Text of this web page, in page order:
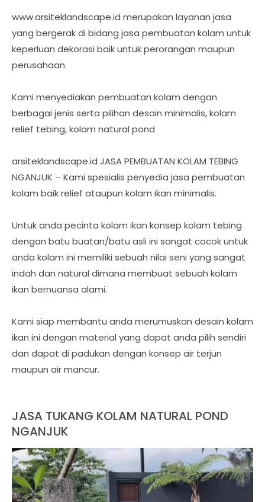
www.arsiteklandscape.id merupakan layanan jasa
yang bergerak di bidang jasa pembuatan kolam untuk
keperluan dekorasi baik untuk perorangan maupun
perusahaan.
Kami menyediakan pembuatan kolam dengan
berbagai jenis serta pilihan desain minimalis, kolam
relief tebing, kolam natural pond
arsiteklandscape.id JASA PEMBUATAN KOLAM TEBING
NGANJUK – Kami spesialis penyedia jasa pembuatan
kolam baik relief ataupun kolam ikan minimalis.
Untuk anda pecinta kolam ikan konsep kolam tebing
dengan batu buatan/batu asli ini sangat cocok untuk
anda kolam ini memiliki sebuah nilai seni yang sangat
indah dan natural dimana membuat sebuah kolam
ikan bernuansa alami.
Kami siap membantu anda merumuskan desain kolam
ikan ini dengan material yang dapat anda pilih sendiri
dan dapat di padukan dengan konsep air terjun
maupun air mancur.
JASA TUKANG KOLAM NATURAL POND
NGANJUK